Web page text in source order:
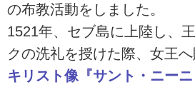
の布教活動をしました。
1521年、セブ島に上陸し、
クの洗礼を授けた際、女王
キリスト像『サント・ニーニ